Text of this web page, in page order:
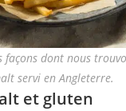
façons dont nous
servi en Angleterre.
et gluten